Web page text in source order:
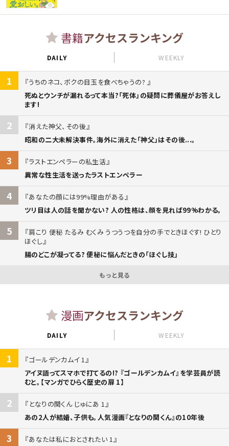
書籍アクセスランキング
DAILY WEEKLY
1
うちのネコ、ボクの目玉を食べちゃうの?
死ぬとウンチが漏れるって本当?「死体」の疑問に葬儀屋がお答えし
ます!
2
消えた神父、その後
昭和の二大未解決事件。海外に消えた「神父」はその後...。
3
ラストエンペラーの私生活
異常な性生活を送ったラストエンペラー
4
あなたの顔には99%理由がある
ツリ目は人の話を聞かない? 人の性格は、顔を見れば99%わかる。
5
肩こり 便秘 たるみ むくみ うつうつを自分の手でときほぐす! ひとり
ほぐし
腸のどこが凝ってる? 便秘に悩んだときの「ほぐし技」
もっと見る
漫画アクセスランキング
DAILY WEEKLY
1
ゴールデンカムイ 1
アイヌ語ってスマホで打てるの!? 『ゴールデンカムイ』を学芸員が読
むと。【マンガでひらく歴史の扉 1】
2
となりの関くん じゅにあ 1
あの2人が結婚、子供も。人気漫画『となりの関くん』の10年後
3
あなたは私におとされたい 1